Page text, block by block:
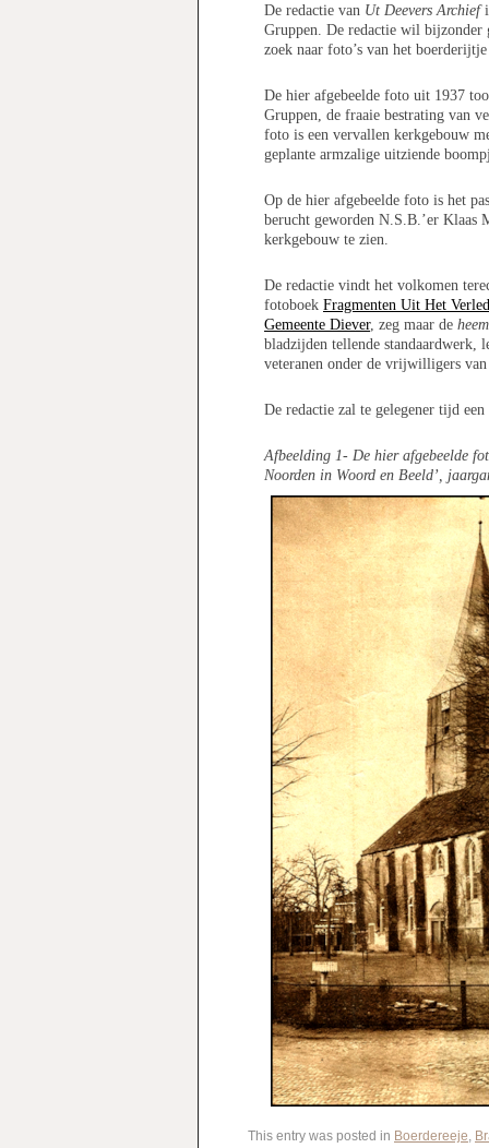
De redactie van Ut Deevers Archief
Gruppen. De redactie wil bijzonder
zoek naar foto’s van het
De hier afgebeelde foto uit 1937
Gruppen, de fraaie bestrating van
foto is een vervallen kerkgebouw
geplante armzalige uitziende
Op de hier afgebeelde foto is het
berucht geworden N.S.B.’er Klaas
kerkgebouw te zien.
De redactie vindt het volkomen
fotoboek Fragmenten Uit Het
Gemeente Diever, zeg maar de
bladzijden tellende
veteranen onder de vrijwilligers
De redactie zal te gelegener tijd
Afbeelding 1- De hier afgebeelde
Noorden in Woord en Beeld’,
This entry was posted in Boerdereeje,